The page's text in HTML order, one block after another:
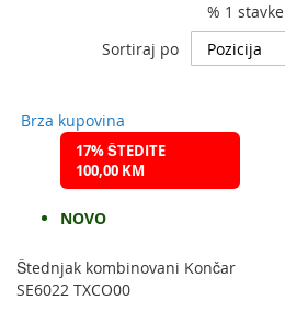
% 1 stavke
Sortiraj po
Brza kupovina
17% ŠTEDITE
100,00 KM
NOVO
Štednjak kombinovani Končar
SE6022 TXCO00